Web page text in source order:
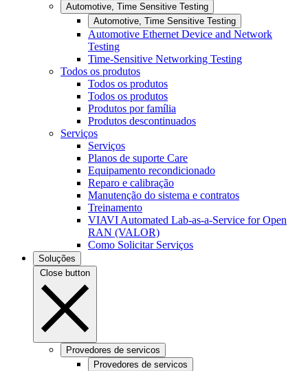
Automotive, Time Sensitive Testing
Automotive, Time Sensitive Testing
Automotive Ethernet Device and Network
Testing
Time-Sensitive Networking Testing
Todos os produtos
Todos os produtos
Todos os produtos
Produtos por família
Produtos descontinuados
Serviços
Serviços
Planos de suporte Care
Equipamento recondicionado
Reparo e calibração
Manutenção do sistema e contratos
Treinamento
VIAVI Automated Lab-as-a-Service for Open
RAN (VALOR)
Como Solicitar Serviços
Soluções
Close button
Provedores de servicos
Provedores de servicos